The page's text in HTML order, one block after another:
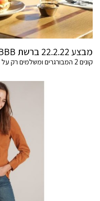
מבצע 22.2.22 ברשת BBB.
קונים 2 המבורגרים ומשלמים רק על 1! מסדרת ההמבורגרים הקלאסיים.